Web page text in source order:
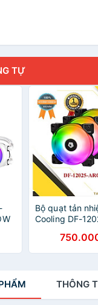
TỰ
Bộ quạt tản
Cooling DF-
ARBG 5V-
HÃNG
THÔNG